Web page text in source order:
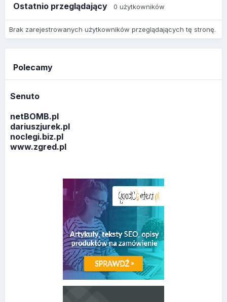
Ostatnio przeglądający 0 użytkowników
Brak zarejestrowanych użytkowników przeglądających tę stronę.
Polecamy
Senuto
netBOMB.pl
dariuszjurek.pl
noclegi.biz.pl
www.zgred.pl